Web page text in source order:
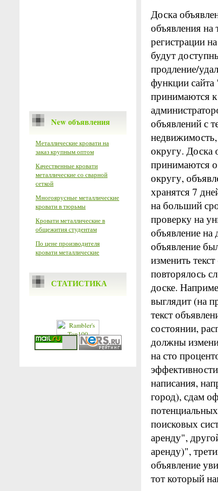
New объявления
Металлические кровати на
заказ крупным оптом
Качественные кровати
металлические со сварной
сеткой
Многоярусные металлические
кровати в тюрьмы
Кровати металлические в
общежития студентам
По цене производителя
кровати металлические
СТАТИСТИКА
Доска
объявления на
регистрации
будут
продление/
функции
принимаются
объявлений с
округу.
принимаются
округу,
хранятся 7
на больший
проверку на
объявление на
объявление
изменить
повторялось
доске.
выглядит (на
текст
состоянии,
должны
на сто
написания,
город), сдам
поисковых
аренду",
аренду)",
объявление
тот который